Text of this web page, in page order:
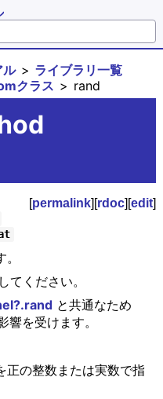
ル
ライブラリ一覧
クラス rand
[permalink][rdoc][edit]
てください。
と共通なため
響を受けます。
正の整数または実数で指